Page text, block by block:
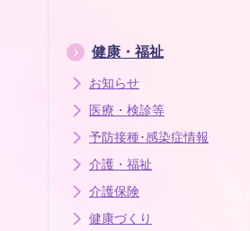
健康・福祉
お知らせ
医療・検診等
予防接種･感染症情報
介護・福祉
介護保険
健康づくり